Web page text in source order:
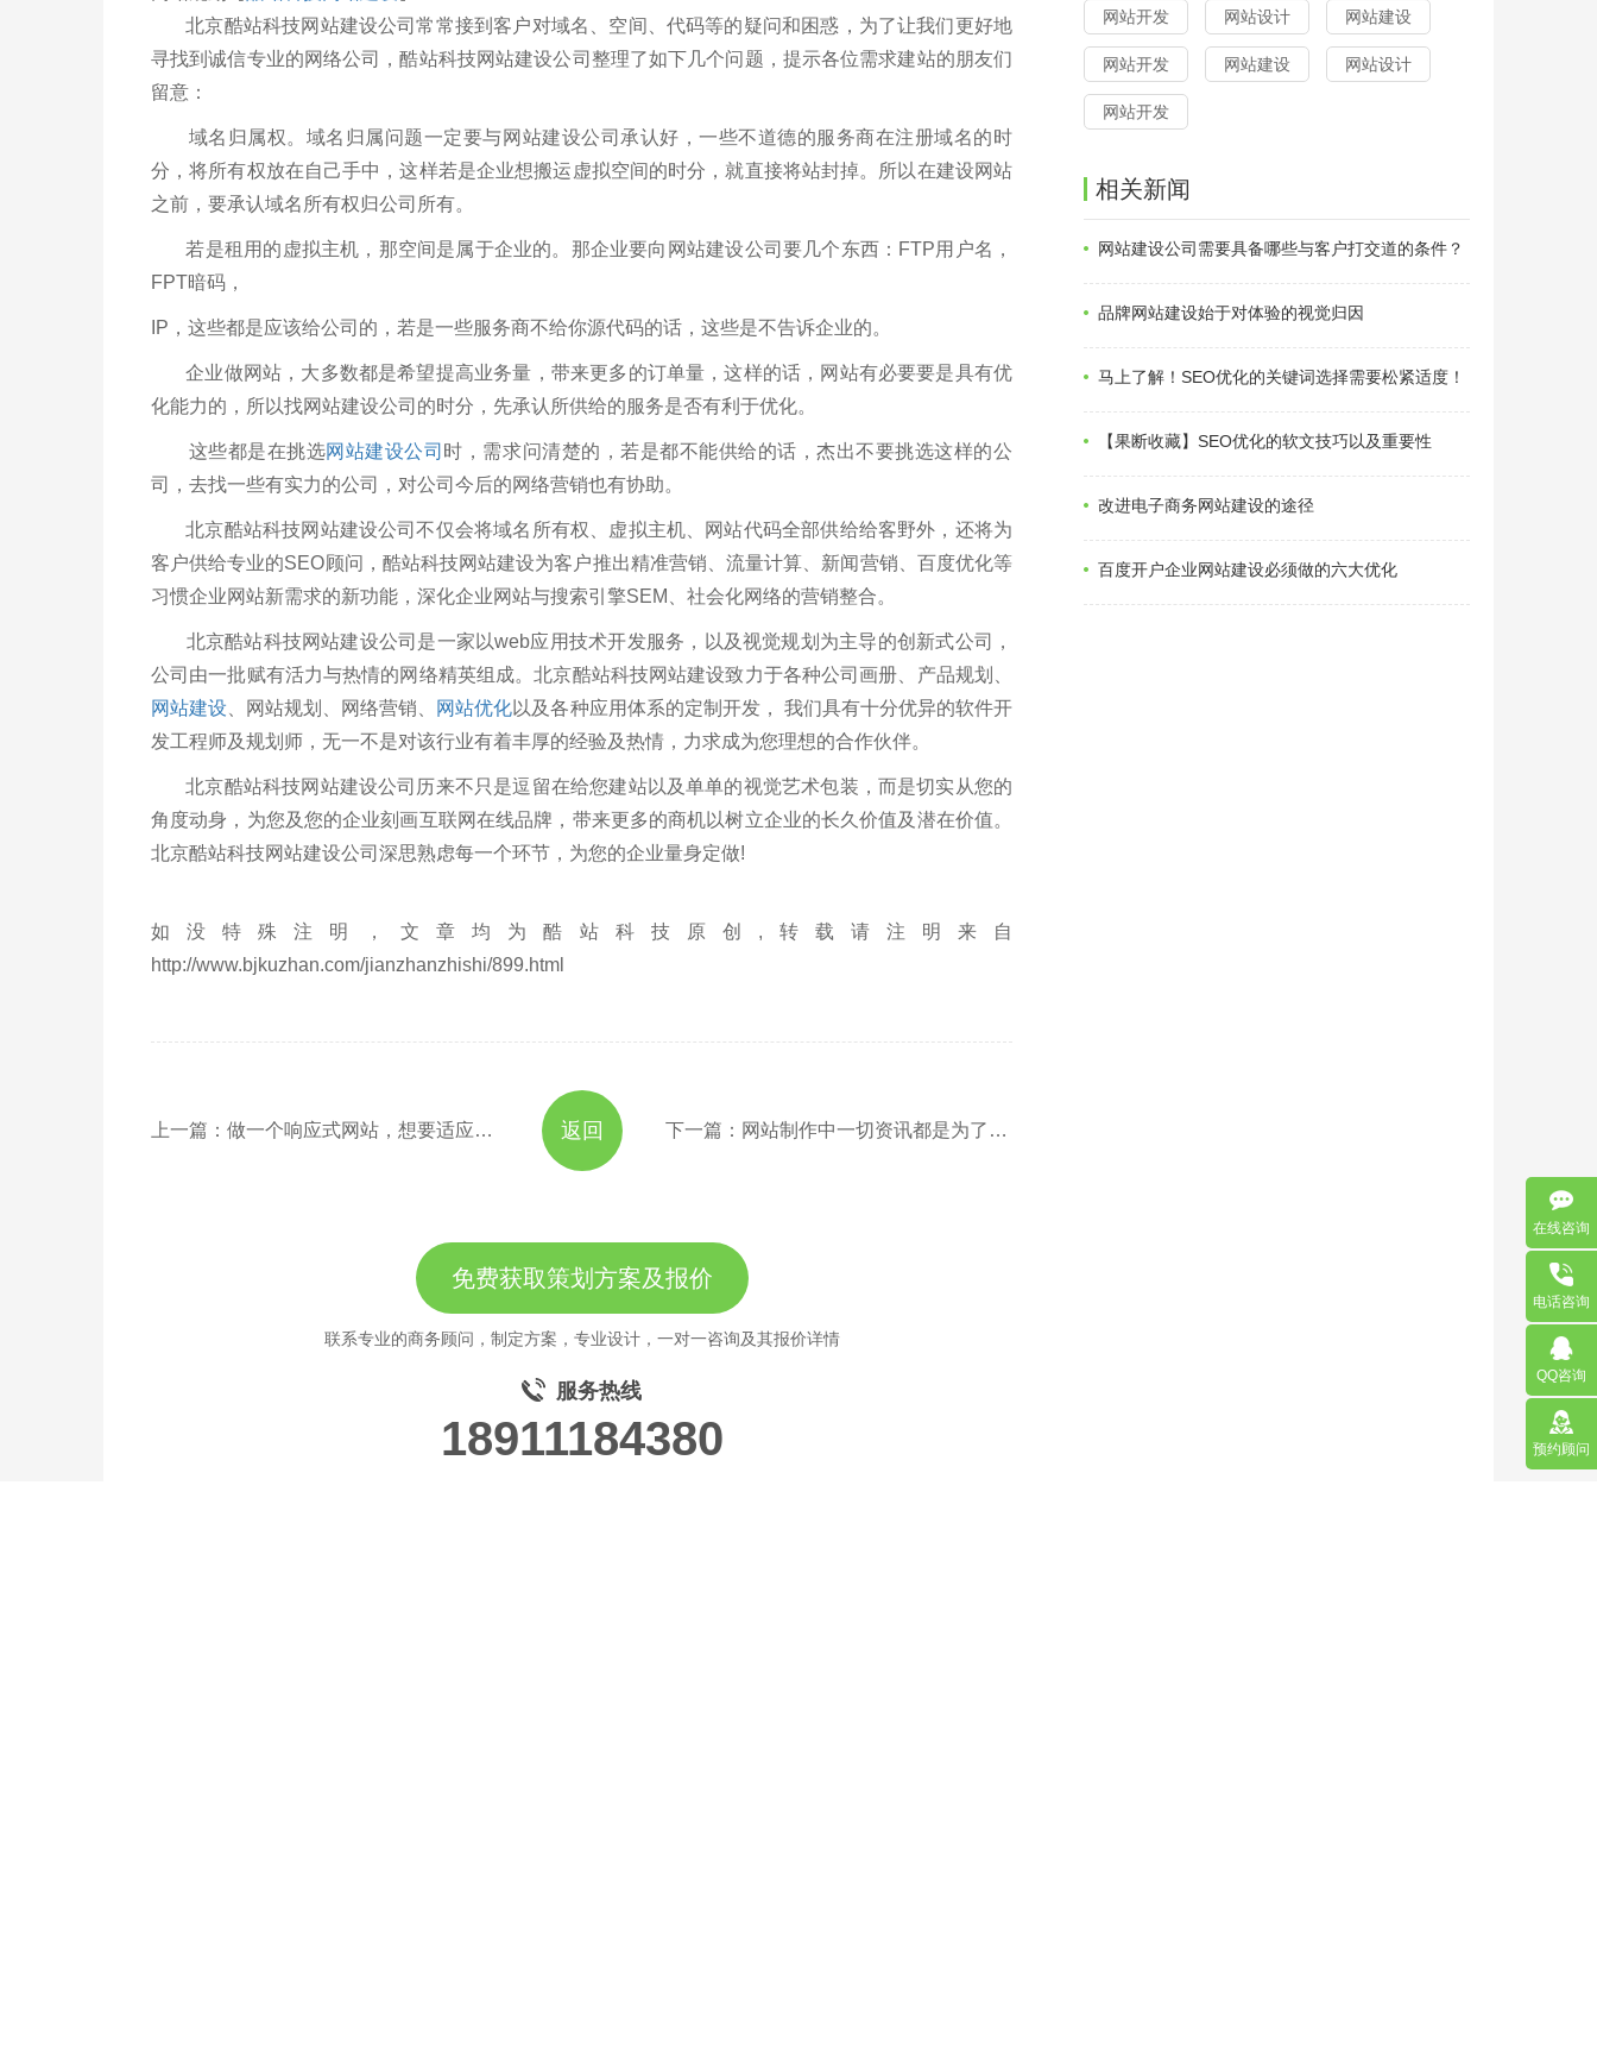
北京酷站科技网站建设公司常常接到客户对域名、空间、代码等的疑问和困惑，为了让我们更好地
寻找到诚信专业的网络公司，酷站科技网站建设公司整理了如下几个问题，提示各位需求建站的朋友们
留意：
域名归属权。域名归属问题一定要与网站建设公司承认好，一些不道德的服务商在注册域名的时
分，将所有权放在自己手中，这样若是企业想搬运虚拟空间的时分，就直接将站封掉。所以在建设网站
之前，要承认域名所有权归公司所有。
若是租用的虚拟主机，那空间是属于企业的。那企业要向网站建设公司要几个东西：FTP用户名，
FPT暗码，
IP，这些都是应该给公司的，若是一些服务商不给你源代码的话，这些是不告诉企业的。
企业做网站，大多数都是希望提高业务量，带来更多的订单量，这样的话，网站有必要要是具有优
化能力的，所以找网站建设公司的时分，先承认所供给的服务是否有利于优化。
这些都是在挑选网站建设公司 时，需求问清楚的，若是都不能供给的话，杰出不要挑选这样的公
司，去找一些有实力的公司，对公司今后的网络营销也有协助。
北京酷站科技网站建设公司不仅会将域名所有权、虚拟主机、网站代码全部供给给客野外，还将为
客户供给专业的SEO顾问，酷站科技网站建设为客户推出精准营销、流量计算、新闻营销、百度优化等
习惯企业网站新需求的新功能，深化企业网站与搜索引擎SEM、社会化网络的营销整合。
北京酷站科技网站建设公司是一家以web应用技术开发服务，以及视觉规划为主导的创新式公司，
公司由一批赋有活力与热情的网络精英组成。北京酷站科技网站建设致力于各种公司画册、产品规划、
网站建设 、网站规划、网络营销、 网站优化以及各种应用体系的定制开发， 我们具有十分优异的软件开
发工程师及规划师，无一不是对该行业有着丰厚的经验及热情，力求成为您理想的合作伙伴。
北京酷站科技网站建设公司历来不只是逗留在给您建站以及单单的视觉艺术包装，而是切实从您的
角度动身，为您及您的企业刻画互联网在线品牌，带来更多的商机以树立企业的长久价值及潜在价值。
北京酷站科技网站建设公司深思熟虑每一个环节，为您的企业量身定做!
如没特殊注明，文章均为酷站科技原创,转载请注明来自
http://www.bjkuzhan.com/jianzhanzhishi/899.html
上一篇：做一个响应式网站，想要适应手机和平板三网合一 下一篇：网站制作中一切资讯都是为了带动产品(服务)销售
返回
免费获取策划方案及报价
联系专业的商务顾问，制定方案，专业设计，一对一咨询及其报价详情
服务热线
18911184380
网站开发 网站设计 网站建设
网站开发 网站建设 网站设计
网站开发
相关新闻
网站建设公司需要具备哪些与客户打交道的条件？
品牌网站建设始于对体验的视觉归因
马上了解！SEO优化的关键词选择需要松紧适度！
【果断收藏】SEO优化的软文技巧以及重要性
改进电子商务网站建设的途径
百度开户企业网站建设必须做的六大优化
在线咨询
电话咨询
QQ咨询
预约顾问